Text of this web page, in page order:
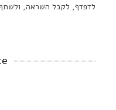
לדפדף, לקבל השראה,